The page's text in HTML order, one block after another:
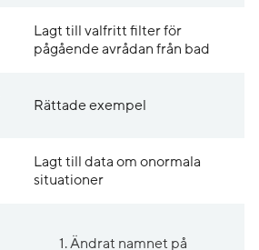
Lagt till valfritt filter för
pågående avrådan från bad
Rättade exempel
Lagt till data om onormala
situationer
Ändrat namnet på